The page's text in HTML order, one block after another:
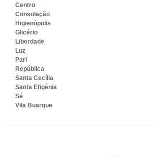
Centro
Consolação
Higienópolis
Glicério
Liberdade
Luz
Pari
República
Santa Cecília
Santa Efigênia
Sé
Vila Buarque